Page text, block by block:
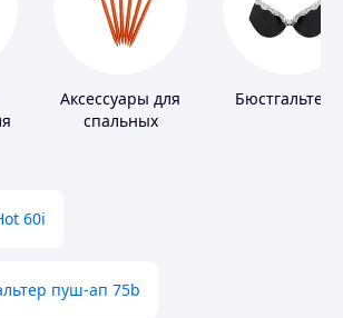
Аксессуары для
спальных
60i
пуш-ап 75b